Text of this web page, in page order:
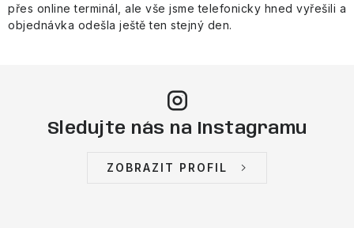
přes online terminál, ale vše jsme telefonicky hned vyřešili a
objednávka odešla ještě ten stejný den.
Sledujte nás na Instagramu
ZOBRAZIT PROFIL